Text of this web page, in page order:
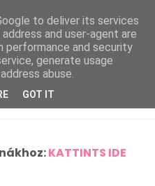
KATTINTS IDE
to deliver its services
and user-agent are
performance and security
generate usage
abuse.
GOT IT